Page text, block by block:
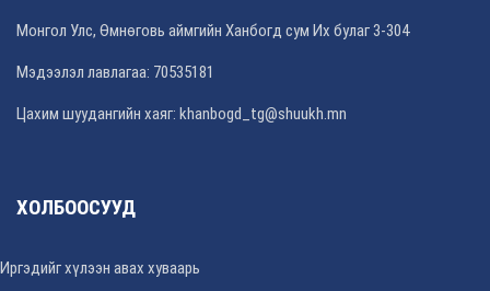
Монгол Улс, Өмнөговь аймгийн Ханбогд сум Их булаг 3-304
Мэдээлэл лавлагаа: 70535181
Цахим шуудангийн хаяг: khanbogd_tg@shuukh.mn
ХОЛБООСУУД
Иргэдийг хүлээн авах хуваарь